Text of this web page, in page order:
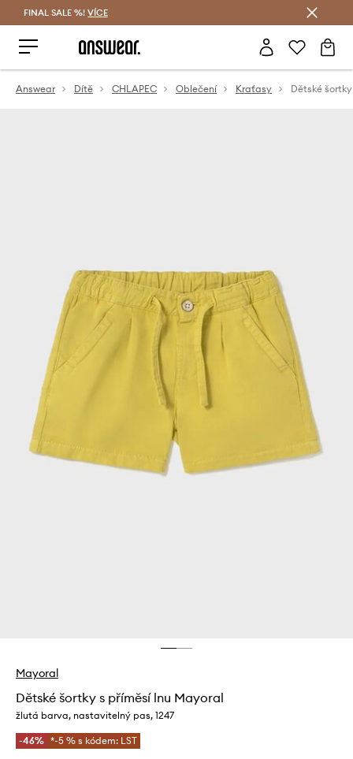
FINAL SALE %! VÍCE
Answear Dítě CHLAPEC Oblečení Kraťasy
Mayoral
Dětské šortky s příměsí lnu Mayoral
žlutá barva, nastavitelný pas, 1247
-46% *-5 % s kódem: LST